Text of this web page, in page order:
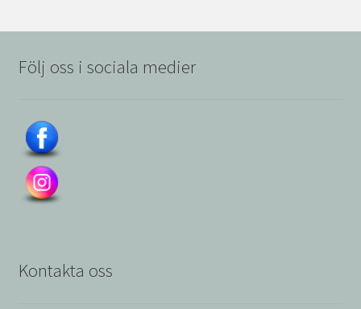
Följ oss i sociala medier
Kontakta oss